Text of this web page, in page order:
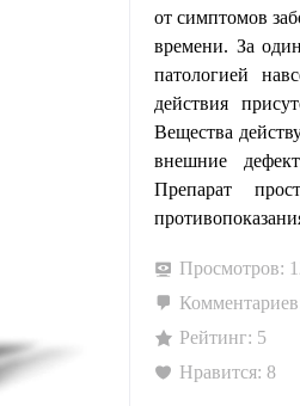
от симптомов
времени. За
патологией
действия
Вещества
внешние
Препарат
Просмотров:
Рейтинг: 5
Нравится: 8